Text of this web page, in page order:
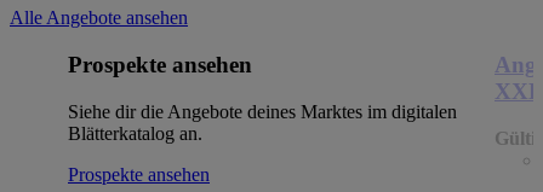
Alle Angebote ansehen
Prospekte ansehen
Siehe dir die Angebote deines Marktes im digitalen
Blätterkatalog an.
Prospekte ansehen
XXL